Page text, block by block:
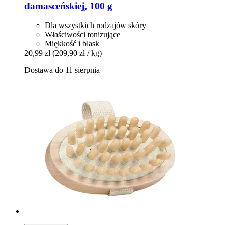
damasceńskiej, 100 g
Dla wszystkich rodzajów skóry
Właściwości tonizujące
Miękkość i blask
20,99 zł (209,90 zł / kg)
Dostawa do 11 sierpnia